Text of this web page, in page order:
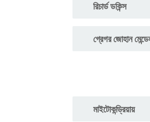
রিচার্ড ডকিন্স
গ্রেগর জোহান
মাইটোকন্ড্রিয়ায়